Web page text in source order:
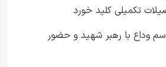
تکمیلی کلید خورد
وداع با رهبر شهید و حضور